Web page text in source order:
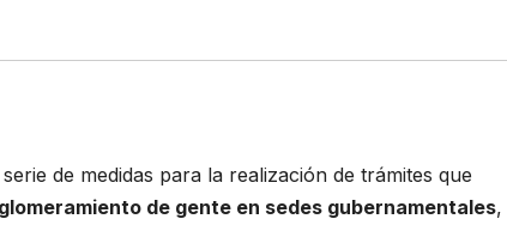
de medidas para la realización de trámites que
de gente en sedes gubernamentales,